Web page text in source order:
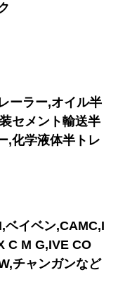
ーラー,オイル半
セメント輸送半
,化学液体半トレ
ベイベン,CAMC,I
C M G,IVE CO
チャンガンなど